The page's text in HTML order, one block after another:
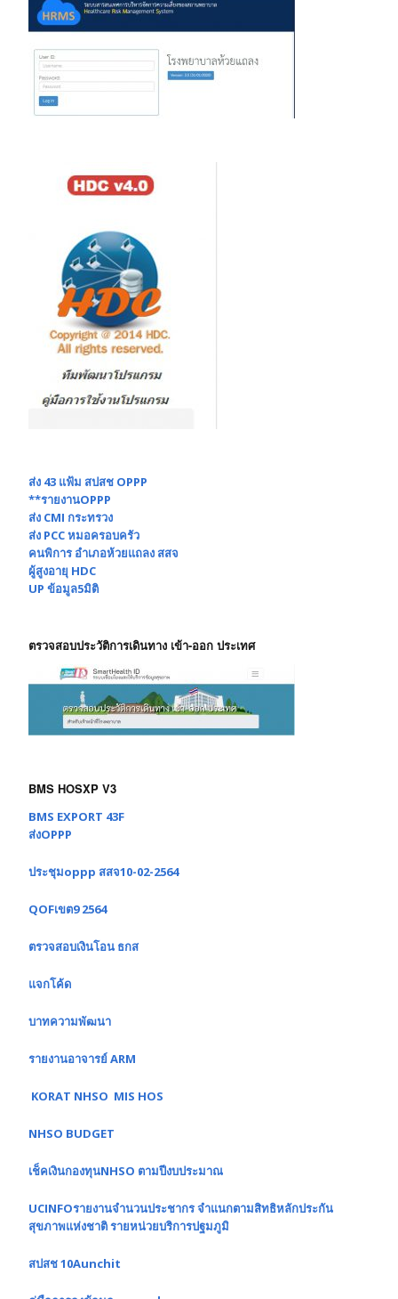
ส่ง 43 แฟ้ม สปสช OPPP
**รายงานOPPP
ส่ง CMI กระทรวง
ส่ง PCC หมอครอบครัว
คนพิการ อำเภอห้วยแถลง สสจ
ผู้สูงอายุ HDC
UP ข้อมูล5มิติ
ตรวจสอบประวัติการเดินทาง เข้า-ออก ประเทศ
BMS HOSXP V3
BMS EXPORT 43F
ส่งOPPP
ประชุมoppp สสจ10-02-2564
QOFเขต9 2564
ตรวจสอบเงินโอน ธกส
แจกโค้ด
บาทความพัฒนา
รายงานอาจารย์ ARM
KORAT NHSO MIS HOS
NHSO BUDGET
เช็คเงินกองทุนNHSO ตามปีงบประมาณ
UCINFOรายงานจำนวนประชากร จำแนกตามสิทธิหลักประกัน
สุขภาพแห่งชาติ รายหน่วยบริการปฐมภูมิ
สปสช 10Aunchit